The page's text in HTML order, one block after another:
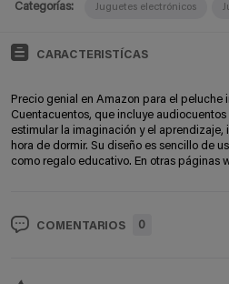
Categorías: Juguetes electrónicos
CARACTERISTÍCAS
Precio genial en Amazon para el peluche
Cuentacuentos, que incluye
estimular la imaginación y el aprendizaje,
hora de dormir. Su diseño es sencillo de
como regalo educativo. En otras páginas
COMENTARIOS 0